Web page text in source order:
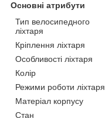
Основні атрибути
Тип велосипедного
ліхтаря
Кріплення ліхтаря
Особливості ліхтаря
Колір
Режими роботи ліхтаря
Матеріал корпусу
Стан